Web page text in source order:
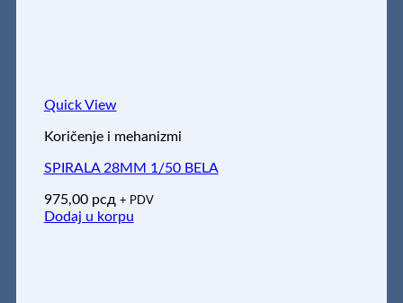
Quick View
Koričenje i mehanizmi
SPIRALA 28MM 1/50 BELA
975,00 рсд + PDV
Dodaj u korpu